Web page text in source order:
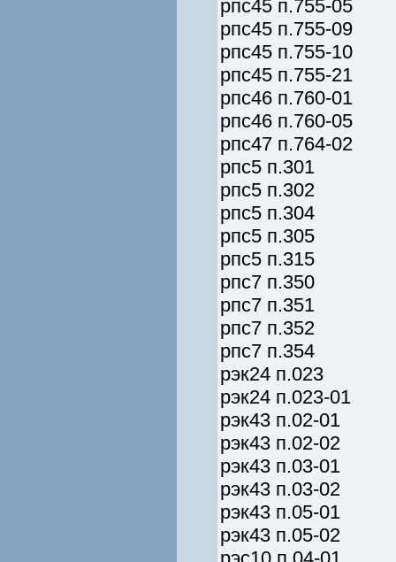
рпс45 п.755-05
рпс45 п.755-09
рпс45 п.755-10
рпс45 п.755-21
рпс46 п.760-01
рпс46 п.760-05
рпс47 п.764-02
рпс5 п.301
рпс5 п.302
рпс5 п.304
рпс5 п.305
рпс5 п.315
рпс7 п.350
рпс7 п.351
рпс7 п.352
рпс7 п.354
рэк24 п.023
рэк24 п.023-01
рэк43 п.02-01
рэк43 п.02-02
рэк43 п.03-01
рэк43 п.03-02
рэк43 п.05-01
рэк43 п.05-02